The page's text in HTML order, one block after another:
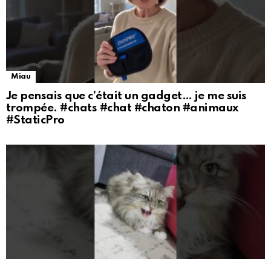
Miau
Je pensais que c’était un gadget… je me suis
trompée. #chats #chat #chaton #animaux
#StaticPro